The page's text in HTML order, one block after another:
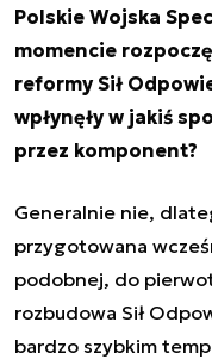
Polskie Wojska
momencie
reformy Sił
wpłynęły w jakiś
przez komponent?
Generalnie nie,
przygotowana
podobnej, do
rozbudowa Sił
bardzo szybkim